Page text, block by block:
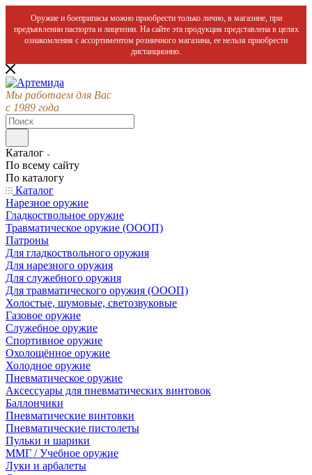
Оружие и боеприпасы можно приобрести только лично, в магазине, при
предъявлении паспорта и лицензии. На сайте эта продукция представлена в целях
ознакомления с ассортиментом розничного магазина, ее нельзя приобрести
дистанционно.
Мы работаем для Вас
с 1989 года
Каталог
По всему сайту
По каталогу
Каталог
Нарезное оружие
Гладкоствольное оружие
Травматическое оружие (ОООП)
Патроны
Для гладкоствольного оружия
Для нарезного оружия
Для служебного оружия
Для травматического оружия (ОООП)
Холостые, шумовые, светозвуковые
Газовое оружие
Служебное оружие
Спортивное оружие
Охолощённое оружие
Холодное оружие
Пневматическое оружие
Аксессуары для пневматических винтовок
Баллончики
Пневматические винтовки
Пневматические пистолеты
Пульки и шарики
ММГ / Учебное оружие
Луки и арбалеты